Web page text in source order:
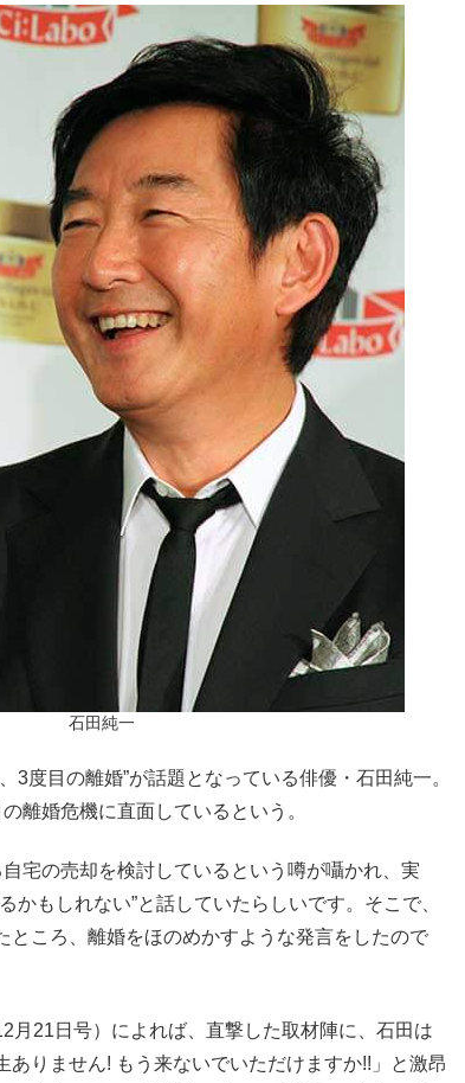
石田純一
3度目の離婚”が話題となっている俳優・石田純一。
離婚危機に直面しているという。
自宅の売却を検討しているという噂が囁かれ、実
かもしれない”と話していたらしいです。そこで、
ところ、離婚をほのめかすような発言をしたので
21日号）によれば、直撃した取材陣に、石田は
ありません! もう来ないでいただけますか!!」と激昂